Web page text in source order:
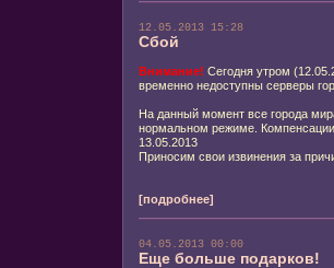
12.05.2013 15:28
Сбой
Внимание! Сегодня утром
временно недоступны серверы
На данный момент все города
нормальном режиме.
13.05.2013
Приносим свои извинения за
[подробнее]
04.05.2013 00:00
Еще больше подарков!